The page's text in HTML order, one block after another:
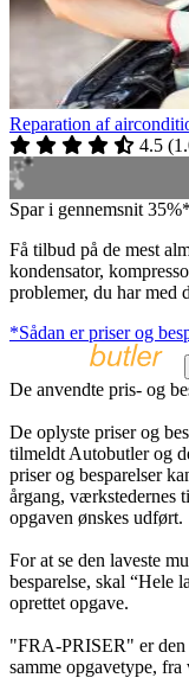
Reparation af
4.5 (
Spar i gennemsnit 35%*
Få tilbud på de mest
kondensator,
problemer, du har med
*Sådan er priser og
De anvendte pris- og
De oplyste priser og
tilmeldt Autobutler og
priser og besparelser
årgang, værkstedernes
opgaven ønskes udført.
For at se den laveste
besparelse, skal “Hele
oprettet opgave.
"FRA-PRISER" er
samme opgavetype,